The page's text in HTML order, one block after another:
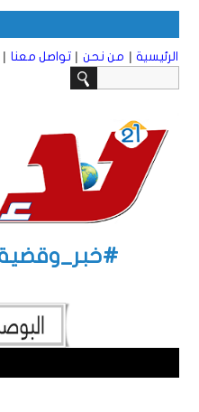
الرئيسية | من نحن | تواصل معنا |